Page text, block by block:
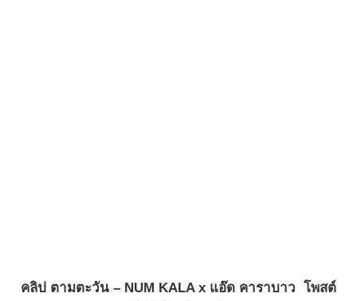
คลิป ตามตะวัน – NUM KALA x แอ๊ด คาราบาว
โพสต์